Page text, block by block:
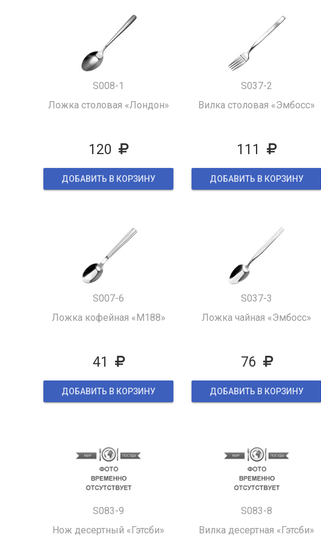
S008-1
Ложка столовая «Лондон»
120
ДОБАВИТЬ В КОРЗИНУ
S037-2
Вилка столовая «Эмбосс»
111
ДОБАВИТЬ В КОРЗИНУ
S007-6
Ложка кофейная «M188»
41
ДОБАВИТЬ В КОРЗИНУ
S037-3
Ложка чайная «Эмбосс»
76
ДОБАВИТЬ В КОРЗИНУ
S083-9
Нож десертный «Гэтсби»
S083-8
Вилка десертная «Гэтсби»